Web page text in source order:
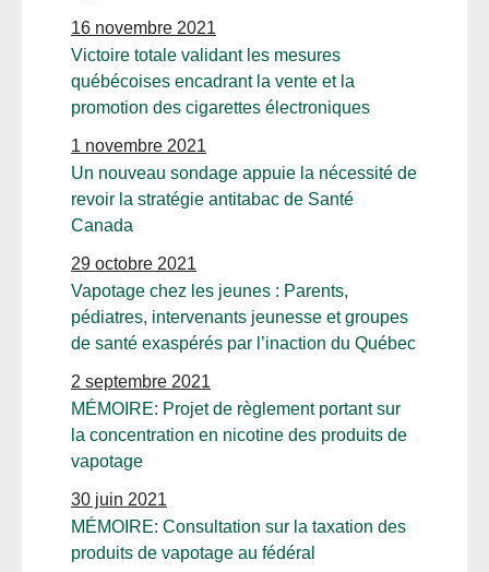
16 novembre 2021
Victoire totale validant les mesures
québécoises encadrant la vente et la
promotion des cigarettes électroniques
1 novembre 2021
Un nouveau sondage appuie la nécessité de
revoir la stratégie antitabac de Santé
Canada
29 octobre 2021
Vapotage chez les jeunes : Parents,
pédiatres, intervenants jeunesse et groupes
de santé exaspérés par l’inaction du Québec
2 septembre 2021
MÉMOIRE: Projet de règlement portant sur
la concentration en nicotine des produits de
vapotage
30 juin 2021
MÉMOIRE: Consultation sur la taxation des
produits de vapotage au fédéral